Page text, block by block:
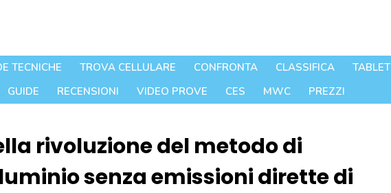
TECNICHE TROVA CELLULARE CONFRONTA CLASSIFICA TABLET
GUIDE RECENSIONI VIDEO PROVE CES MWC PREZZI
rivoluzione del metodo di
senza emissioni dirette di